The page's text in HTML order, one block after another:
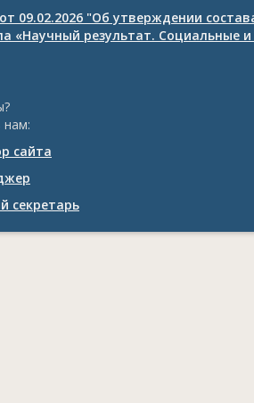
09.02.2026 "Об утверждении
«Научный результат. Социальные
нам:
сайта
cекретарь